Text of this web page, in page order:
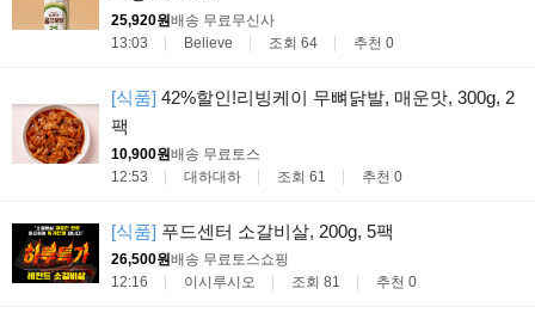
25,920원배송 무료 무신사
13:03
Believe 조회 64 추천 0
[식품] 42%할인!리빙케이 무뼈닭발, 매운맛, 300g, 2
팩
10,900원배송 무료 토스
12:53
대하대하 조회 61 추천 0
[식품] 푸드센터 소갈비살, 200g, 5팩
26,500원배송 무료 토스쇼핑
12:16
이시루시오 조회 81 추천 0